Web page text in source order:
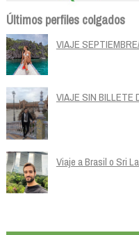
Últimos perfiles colgados
VIAJE
VIAJE SIN BILLETE
Viaje a Brasil o Sri